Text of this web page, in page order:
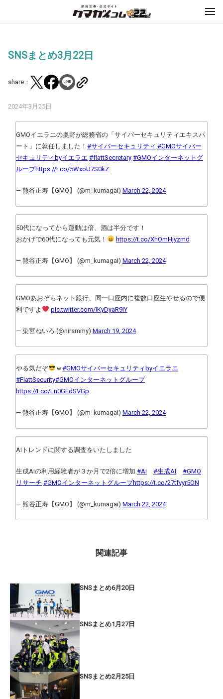
SNSまとめ3月22日
share：
2024年3月25日
GMOイエラエの奥野が総務省の「サイバーセキュリティエキスパ
ート」に就任しました！ #サイバーセキュリティ #GMOサイバー
セキュリティbyイエラエ #flattSecretary #GMOインターネットグ
ループhttps://t.co/5WxoU7S0kZ
— 熊谷正寿【GMO】 (@m_kumagai) March 22, 2024
50代になってから運動は倍、酒は半分です！
おかげで60代になっても元気！
https://t.co/XhOmHjyzmd
— 熊谷正寿【GMO】 (@m_kumagai) March 22, 2024
GMOあおぞらネット銀行、同一口座内に複数口座生やせるので便
利ですよ
pic.twitter.com/lKyDyaR9IY
— 染宮ねいろ (@nirsmmy) March 19, 2024
やる気だぞ ｗ#GMOサイバーセキュリティbyイエラエ
#FlattSecurity#GMOインターネットグループ
https://t.co/Ln0GEdSVGp
— 熊谷正寿【GMO】 (@m_kumagai) March 22, 2024
AIトレンドに関する調査をいたしました
生成AIの利用経験者が３か月で2倍に増加 #AI #生成AI
#GMO
リサーチ #GMOインターネットグループhttps://t.co/27tfvyr5ON
— 熊谷正寿【GMO】 (@m_kumagai) March 22, 2024
関連記事
SNSまとめ6月20日
SNSまとめ1月27日
SNSまとめ2月25日